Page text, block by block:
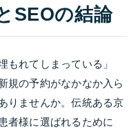
SEOの結論
もれてしまっている」
規の予約がなかなか入ら
りませんか。伝統ある京
者様に選ばれるために